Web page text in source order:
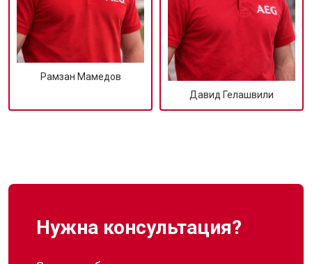
Рамзан Мамедов
Давид Гелашвили
Нужна консультация?